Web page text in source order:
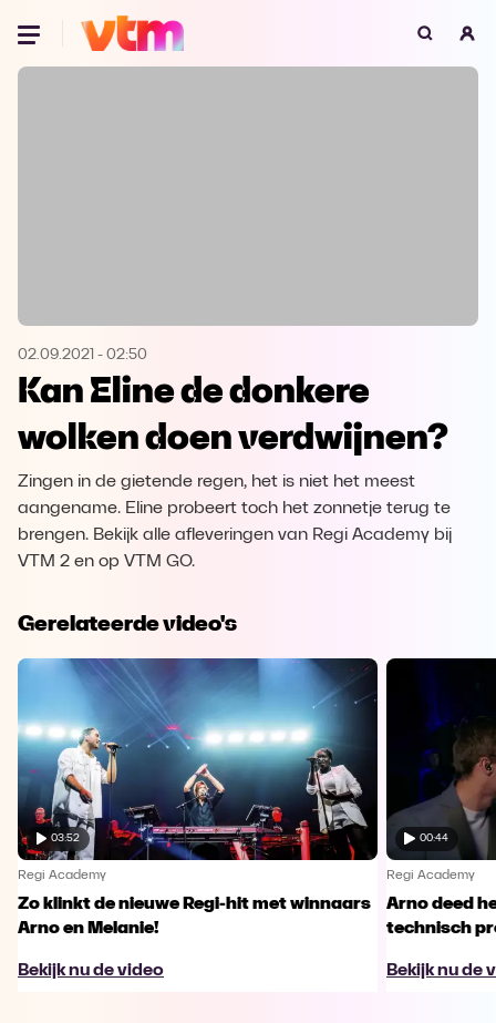
Oeps, browser niet ondersteund
Microsoft Edge Download
Opera Download
02.09.2021 - 02:50
Kan Eline de donkere
wolken doen verdwijnen?
Zingen in de gietende regen, het is niet het meest
aangename. Eline probeert toch het zonnetje terug te
brengen. Bekijk alle afleveringen van Regi Academy bij
VTM 2 en op VTM GO.
Gerelateerde video's
03:52
Regi Academy
Zo klinkt de nieuwe Regi-hit met winnaars
Arno en Melanie!
Bekijk nu de video
00:44
Regi Academy
Arno deed
technisch
Bekijk nu de